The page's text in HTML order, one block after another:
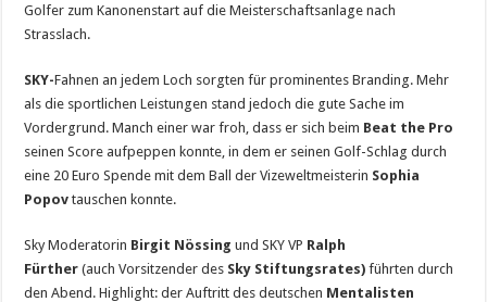
Golfer zum Kanonenstart auf die Meisterschaftsanlage nach
Strasslach.
SKY-Fahnen an jedem Loch sorgten für prominentes Branding. Mehr
als die sportlichen Leistungen stand jedoch die gute Sache im
Vordergrund. Manch einer war froh, dass er sich beim Beat the Pro
seinen Score aufpeppen konnte, in dem er seinen Golf-Schlag durch
eine 20 Euro Spende mit dem Ball der Vizeweltmeisterin Sophia
Popov tauschen konnte.
Sky Moderatorin Birgit Nössing und SKY VP Ralph
Fürther (auch Vorsitzender des Sky Stiftungsrates) führten durch
den Abend. Highlight: der Auftritt des deutschen Mentalisten